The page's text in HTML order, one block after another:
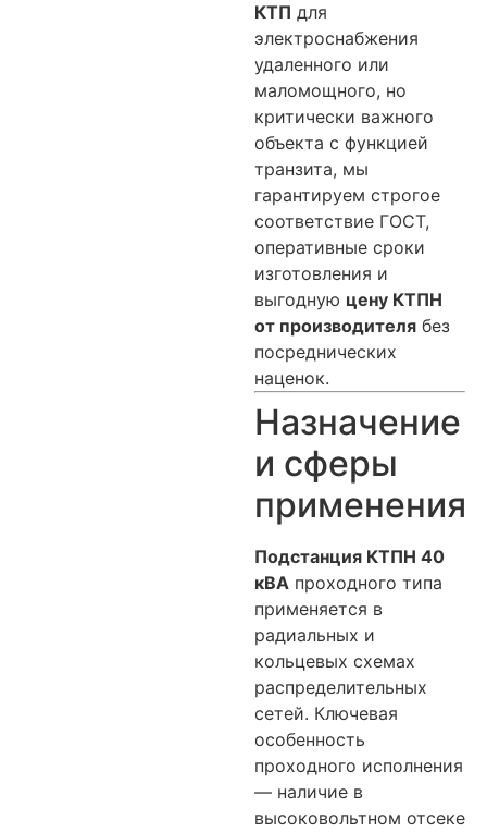
КТП для
электроснабжения
удаленного или
маломощного, но
критически важного
объекта с функцией
транзита, мы
гарантируем строгое
соответствие ГОСТ,
оперативные сроки
изготовления и
выгодную цену КТПН
от производителя без
посреднических
наценок.
Назначение
и сферы
применения
Подстанция КТПН 40
кВА проходного типа
применяется в
радиальных и
кольцевых схемах
распределительных
сетей. Ключевая
особенность
проходного исполнения
— наличие в
высоковольтном отсеке